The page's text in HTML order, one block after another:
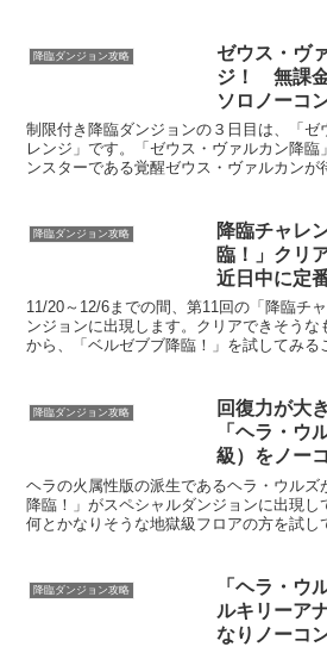
降臨ダンジョン攻略
ゼウス・ヴ
ジ！ 無課金
ソロノーコ
制限付き降臨ダンジョンの３日目は、「ゼ
レンジ」です。「ゼウス・ヴァルカン降
ンスターである覚醒ゼウス・ヴァルカンが
降臨ダンジョン攻略
降臨チャレ
臨！」クリ
近日中に定
能に！[パズ
11/20～12/6までの間、第11回の「降臨チ
ンジョンに出現します。クリアできそうな
から、「ベルゼブブ降臨！」を試してみる
降臨ダンジョン攻略
回復力が大
「ヘラ・ウ
級）をノー
ドロップ！[
ヘラの火属性版の派生であるヘラ・ウルズ
降臨！」がスペシャルダンジョンに出現
何とかなりそうな地獄級フロアの方を試し
降臨ダンジョン攻略
「ヘラ・ウ
ルキリーア
なりノーコ